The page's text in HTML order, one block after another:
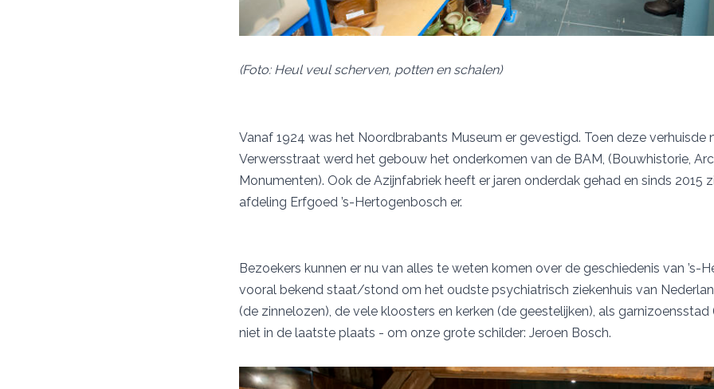
(Foto: Heul veul scherven, potten en schalen)
Vanaf 1924 was het Noordbrabants Museum er gevestigd. Toen deze verhuisde
Verwersstraat werd het gebouw het onderkomen van de BAM, (Bouwhistorie,
Monumenten). Ook de Azijnfabriek heeft er jaren onderdak gehad en sinds 2015
afdeling Erfgoed ’s-Hertogenbosch er.
Bezoekers kunnen er nu van alles te weten komen over de geschiedenis van ’s-
vooral bekend staat/stond om het oudste psychiatrisch ziekenhuis van
(de zinnelozen), de vele kloosters en kerken (de geestelijken), als
niet in de laatste plaats - om onze grote schilder: Jeroen Bosch.